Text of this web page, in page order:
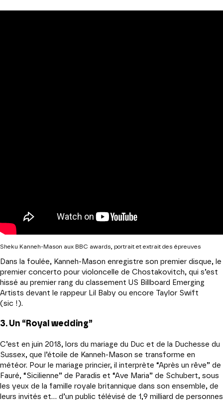
Sheku Kanneh-Mason aux BBC awards, portrait et extrait des épreuves
Dans la foulée, Kanneh-Mason enregistre son premier disque, le
premier concerto pour violoncelle de Chostakovitch, qui s’est
hissé au premier rang du classement US Billboard Emerging
Artists devant le rappeur Lil Baby ou encore Taylor Swift
(sic !).
3. Un “Royal wedding”
C’est en juin 2018, lors du mariage du Duc et de la Duchesse du
Sussex, que l’étoile de Kanneh-Mason se transforme en
météor. Pour le mariage princier, il interprète “Après un rêve” de
Fauré, “Sicilienne” de Paradis et “Ave Maria” de Schubert, sous
les yeux de la famille royale britannique dans son ensemble, de
leurs invités et… d’un public télévisé de 1,9 milliard de personnes